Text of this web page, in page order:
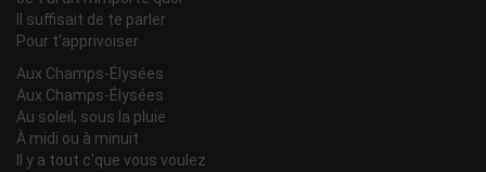
Il suffisait de te parler
Pour t'apprivoiser
Aux Champs-Élysées
Aux Champs-Élysées
Au soleil, sous la pluie
À midi ou à minuit
Il y a tout c'que vous voulez